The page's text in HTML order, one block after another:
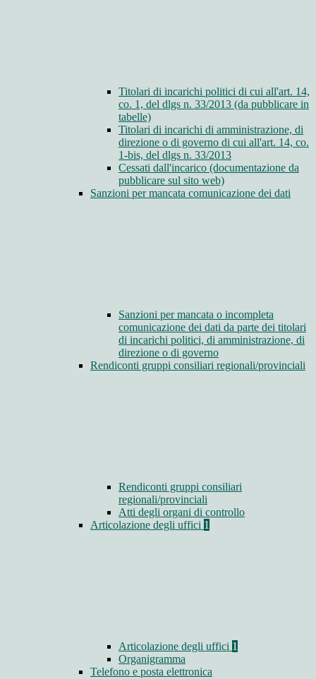
Titolari di incarichi politici di cui all'art. 14,
co. 1, del dlgs n. 33/2013 (da pubblicare in
tabelle)
Titolari di incarichi di amministrazione, di
direzione o di governo di cui all'art. 14, co.
1-bis, del dlgs n. 33/2013
Cessati dall'incarico (documentazione da
pubblicare sul sito web)
Sanzioni per mancata comunicazione dei dati
Sanzioni per mancata o incompleta
comunicazione dei dati da parte dei titolari
di incarichi politici, di amministrazione, di
direzione o di governo
Rendiconti gruppi consiliari regionali/provinciali
Rendiconti gruppi consiliari
regionali/provinciali
Atti degli organi di controllo
Articolazione degli uffici 1
Articolazione degli uffici 1
Organigramma
Telefono e posta elettronica